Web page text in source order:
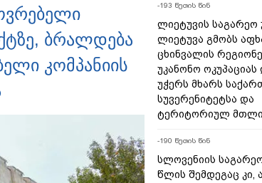
ბრალდება
კომპანიის
-193 წუთის წინ
ლიეტუვის საგარეო
ლიეტუვა გმობს
ცხინვალის
უკანონო ოკუპაციას
უჭერს მხარს
სუვერენიტეტსა და
ტერიტორიულ
-190 წუთის წინ
სლოვენიის
წლის შემდეგაც კი,